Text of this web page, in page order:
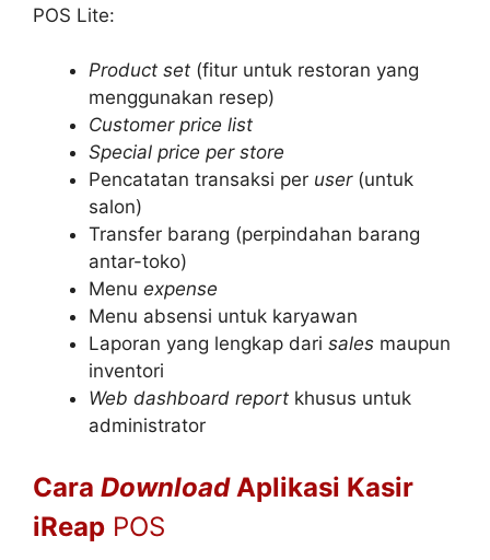
POS Lite:
Product set (fitur untuk restoran yang
menggunakan resep)
Customer price list
Special price per store
Pencatatan transaksi per user(untuk
salon)
Transfer barang (perpindahan barang
antar-toko)
Menu expense
Menu absensi untuk karyawan
Laporan yang lengkap dari sales maupun
inventori
Web dashboard report khusus untuk
administrator
Cara DownloadAplikasi Kasir
iReap POS